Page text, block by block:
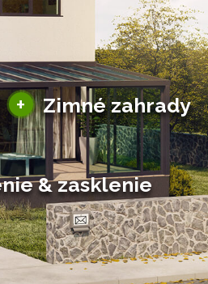
+ Zimné zahrady
Sezónne zimné záhrady
Hliníkové zimné záhrady
Posuvné zimné záhrady
Solárne zimné záhrady
& zasklenie